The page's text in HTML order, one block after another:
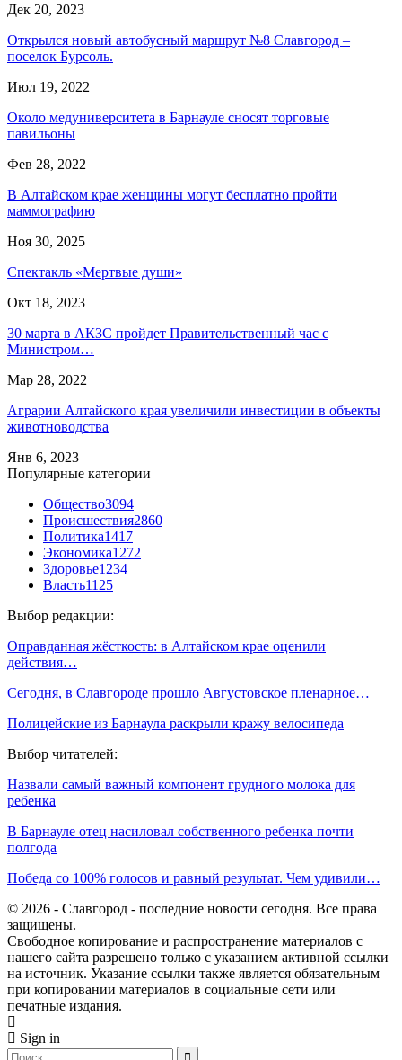
Дек 20, 2023
Открылся новый автобусный маршрут №8 Славгород –
поселок Бурсоль.
Июл 19, 2022
Около медуниверситета в Барнауле сносят торговые
павильоны
Фев 28, 2022
В Алтайском крае женщины могут бесплатно пройти
маммографию
Ноя 30, 2025
Спектакль «Мертвые души»
Окт 18, 2023
30 марта в АКЗС пройдет Правительственный час с
Министром…
Мар 28, 2022
Аграрии Алтайского края увеличили инвестиции в объекты
животноводства
Янв 6, 2023
Популярные категории
Общество3094
Происшествия2860
Политика1417
Экономика1272
Здоровье1234
Власть1125
Выбор редакции:
Оправданная жёсткость: в Алтайском крае оценили
действия…
Сегодня, в Славгороде прошло Августовское пленарное…
Полицейские из Барнаула раскрыли кражу велосипеда
Выбор читателей:
Назвали самый важный компонент грудного молока для
ребенка
В Барнауле отец насиловал собственного ребенка почти
полгода
Победа со 100% голосов и равный результат. Чем удивили…
© 2026 - Славгород - последние новости сегодня. Все права
защищены.
Свободное копирование и распространение материалов с
нашего сайта разрешено только с указанием активной ссылки
на источник. Указание ссылки также является обязательным
при копировании материалов в социальные сети или
печатные издания.
Sign in